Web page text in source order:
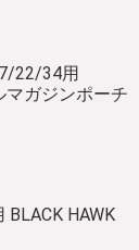
22/34用
マガジンポーチ
BLACK HAWK